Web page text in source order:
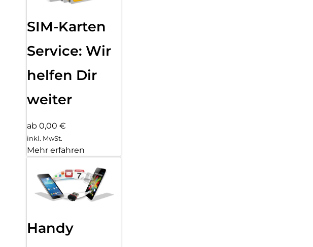
SIM-Karten
Service: Wir
helfen Dir
weiter
ab 0,00 €
inkl. MwSt.
Mehr erfahren
Handy